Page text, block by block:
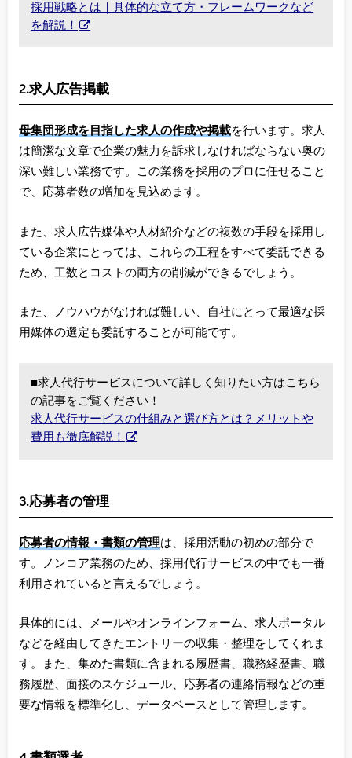
採用戦略とは｜具体的な立て方・フレームワークなど
を解説！
2.求人広告掲載
母集団形成を目指した求人の作成や掲載を行います。求人
は簡潔な文章で企業の魅力を訴求しなければならない奥の
深い難しい業務です。この業務を採用のプロに任せること
で、応募者数の増加を見込めます。
また、求人広告媒体や人材紹介などの複数の手段を採用し
ている企業にとっては、これらの工程をすべて委託できる
ため、工数とコストの両方の削減ができるでしょう。
また、ノウハウがなければ難しい、自社にとって最適な採
用媒体の選定も委託することが可能です。
■求人代行サービスについて詳しく知りたい方はこちら
の記事をご覧ください！
求人代行サービスの仕組みと選び方とは？メリットや
費用も徹底解説！
3.応募者の管理
応募者の情報・書類の管理は、採用活動の初めの部分で
す。ノンコア業務のため、採用代行サービスの中でも一番
利用されていると言えるでしょう。
具体的には、メールやオンラインフォーム、求人ポータル
などを経由してきたエントリーの収集・整理をしてくれま
す。また、集めた書類に含まれる履歴書、職務経歴書、職
務履歴、面接のスケジュール、応募者の連絡情報などの重
要な情報を標準化し、データベースとして管理します。